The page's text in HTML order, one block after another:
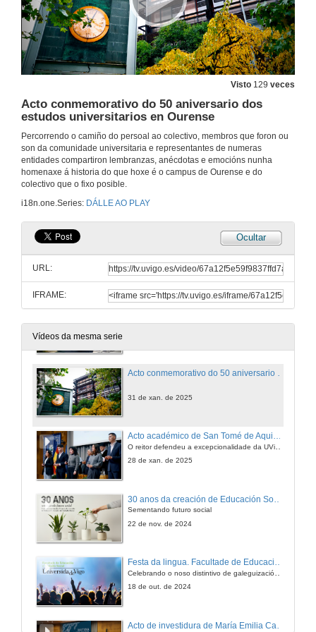
Visto 129 veces
Acto conmemorativo do 50 aniversario dos
estudos universitarios en Ourense
Percorrendo o camiño do persoal ao colectivo, membros que foron ou
son da comunidade universitaria e representantes de numeras
entidades compartiron lembranzas, anécdotas e emocións nunha
homenaxe á historia do que hoxe é o campus de Ourense e do
colectivo que o fixo posible.
i18n.one.Series: DÁLLE AO PLAY
Ocultar
URL:
IFRAME:
Vídeos da mesma serie
26 de mar. de 2025
Congreso de divulgación, transferencia e impacto social da ciencia (CoDi)
11 de mar. de 2025
14 de feb. de 2025
VI Premios de Investigación, Transferencia e Divulgación Científica do Campus Auga
O Campus Auga premia o talento investigador en recursos hídricos, alimentarios e agroambientais. Foron distinguidos once traballos realizados por persoal docente e investigador e alumnado da UVigo
10 de feb. de 2025
XOU. Xornadas de Orientación Universitaria 2025
31 de xan. de 2025
Acto académico de San Tomé de Aquino 2025
28 de xan. de 2025
Sementando futuro social
22 de nov. de 2024
Festa da lingua. Facultade de Educación e Traballo Social, Campus de Ourense.
18 de out. de 2024